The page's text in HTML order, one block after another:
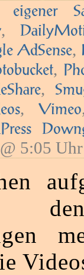
eigener
,
AdSense,
,
,
, Vimeo
5:05 Uhr